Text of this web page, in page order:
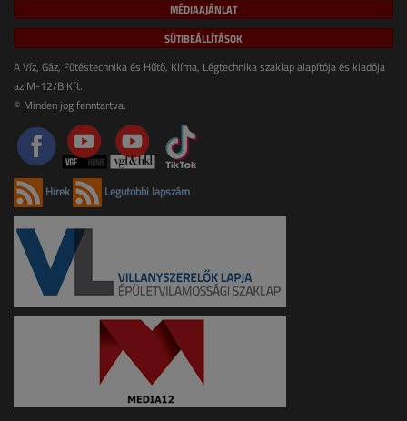
MÉDIAAJÁNLAT
SÜTIBEÁLLÍTÁSOK
A Víz, Gáz, Fűtéstechnika és Hűtő, Klíma, Légtechnika szaklap alapítója és kiadója
az M-12/B Kft.
© Minden jog fenntartva.
Hírek Legutóbbi lapszám